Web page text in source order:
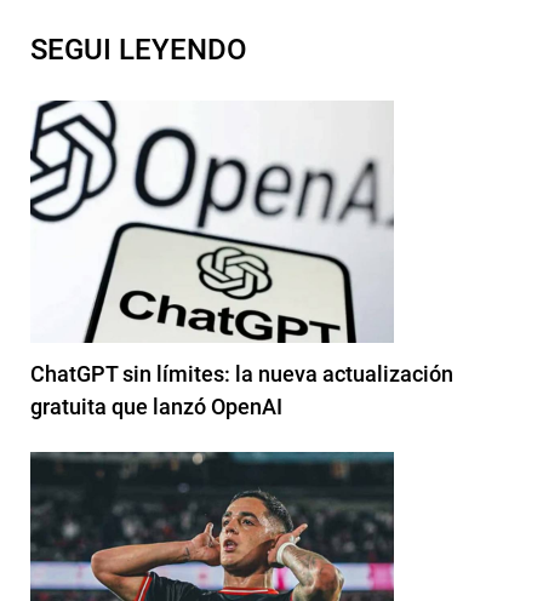
SEGUI LEYENDO
ChatGPT sin límites: la nueva actualización
gratuita que lanzó OpenAI